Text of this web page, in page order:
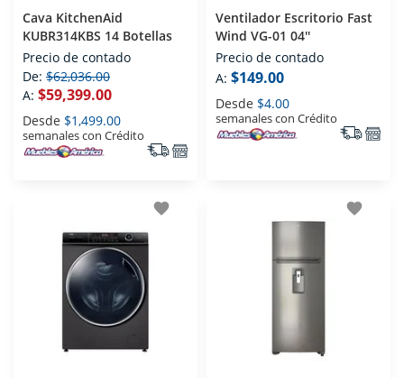
Cava KitchenAid
KUBR314KBS 14 Botellas
Precio de contado
De: $62,036.00
A: $59,399.00
Desde $1,499.00
semanales con Crédito
Ventilador Escritorio Fast
Wind VG-01 04''
Precio de contado
A: $149.00
Desde $4.00
semanales con Crédito
favorite favorite